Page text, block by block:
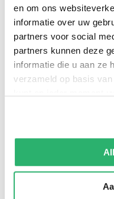
en om ons
informatie over uw
partners voor social
partners kunnen deze
informatie die u aan ze
verzameld op basis
kunnen ontvangen en